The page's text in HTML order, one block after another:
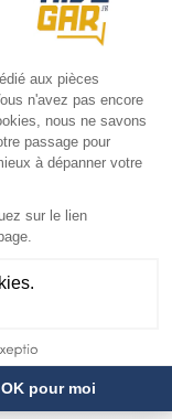
délai 4 à 7
jours